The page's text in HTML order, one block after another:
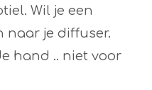
Wil je een
naar je diffuser.
hand .. niet voor